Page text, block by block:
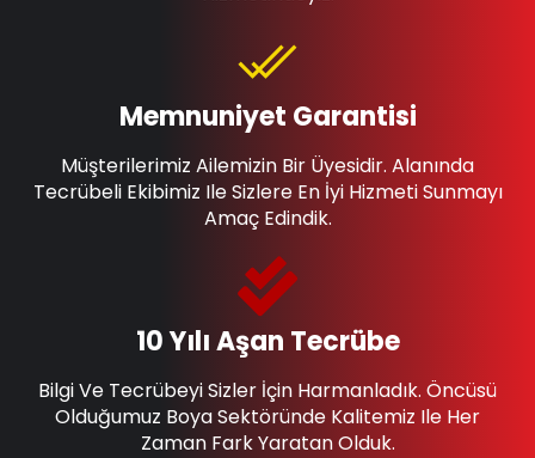
10 Yılı Aşan Tecrübe
Bilgi Ve Tecrübeyi Sizler İçin Harmanladık. Öncüsü
Olduğumuz Boya Sektöründe Kalitemiz Ile Her
Zaman Fark Yaratan Olduk.
Memnuniyet Garantisi
Müşterilerimiz Ailemizin Bir Üyesidir. Alanında
Tecrübeli Ekibimiz Ile Sizlere En İyi Hizmeti Sunmayı
Amaç Edindik.